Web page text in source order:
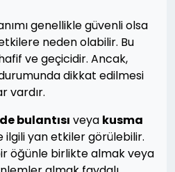
genellikle güvenli olsa
neden olabilir. Bu
ve geçicidir. Ancak,
dikkat edilmesi
vardır.
bulantısı veya kusma
ilgili yan etkiler görülebilir.
öğünle birlikte almak veya